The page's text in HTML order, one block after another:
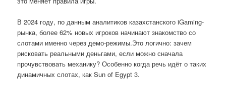
В 2024 году, по данным аналитиков казахстанского iGaming-
рынка, более 62% новых игроков начинают знакомство со
слотами именно через демо-режимы.Это логично: зачем
рисковать реальными деньгами, если можно сначала
прочувствовать механику? Особенно когда речь идёт о таких
динамичных слотах, как Sun of Egypt 3.